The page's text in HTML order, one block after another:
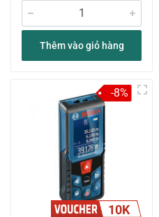
Thêm vào giỏ hàng
10K
-8%